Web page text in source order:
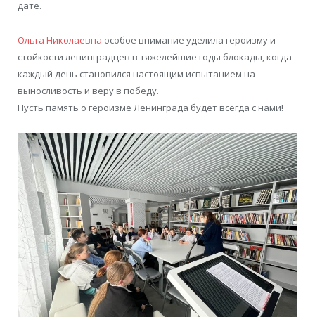
дате.
Ольга Николаевна особое внимание уделила героизму и
стойкости ленинградцев в тяжелейшие годы блокады, когда
каждый день становился настоящим испытанием на
выносливость и веру в победу.
Пусть память о героизме Ленинграда будет всегда с нами!